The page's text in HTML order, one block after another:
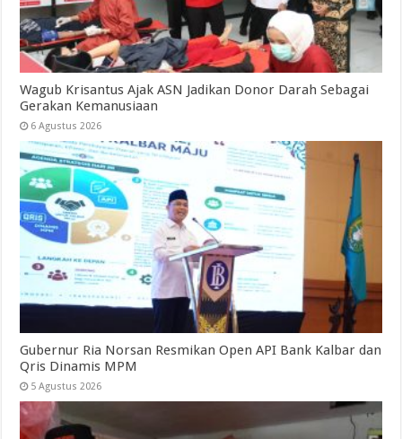
Wagub Krisantus Ajak ASN Jadikan Donor Darah Sebagai
Gerakan Kemanusiaan
6 Agustus 2026
Gubernur Ria Norsan Resmikan Open API Bank Kalbar dan
Qris Dinamis MPM
5 Agustus 2026